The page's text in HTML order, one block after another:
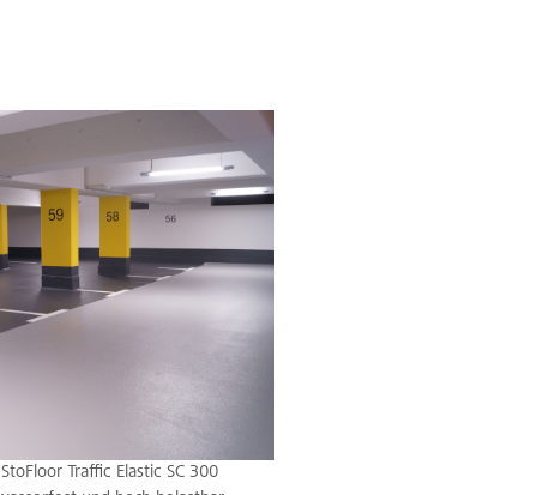
Traffic Elastic SC 300